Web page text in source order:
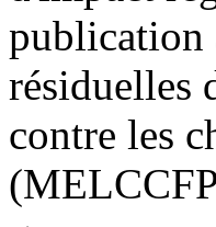
publication
résiduelles
contre les